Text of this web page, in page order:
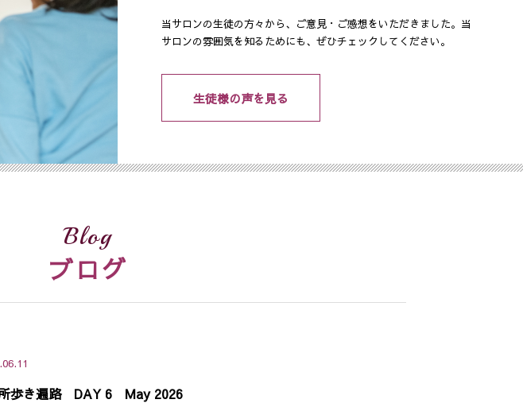
当サロンの生徒の方々から、ご意見・ご感想をいただきました。当
サロンの雰囲気を知るためにも、ぜひチェックしてください。
生徒様の声を見る
Blog
ブログ
歩き遍路 DAY 6 May 2026